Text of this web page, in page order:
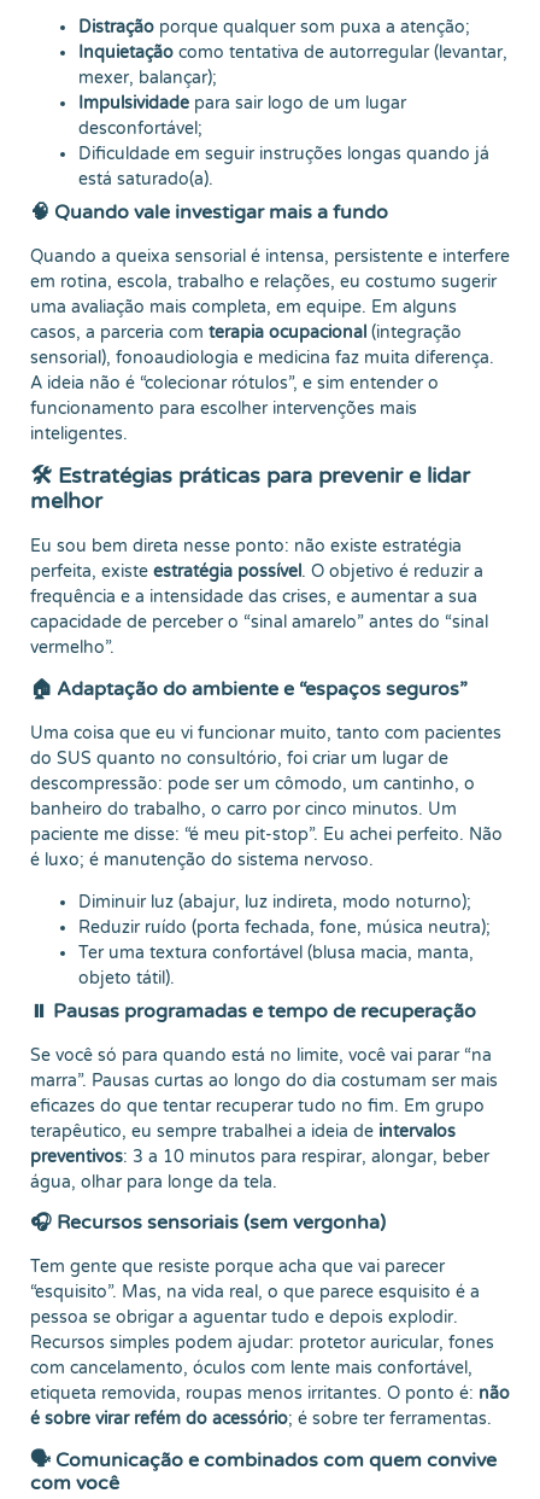
Distração porque qualquer som puxa a atenção;
Inquietação como tentativa de autorregular (levantar,
mexer, balançar);
Impulsividade para sair logo de um lugar
desconfortável;
Dificuldade em seguir instruções longas quando já
está saturado(a).
🧠 Quando vale investigar mais a fundo
Quando a queixa sensorial é intensa, persistente e interfere
em rotina, escola, trabalho e relações, eu costumo sugerir
uma avaliação mais completa, em equipe. Em alguns
casos, a parceria com terapia ocupacional (integração
sensorial), fonoaudiologia e medicina faz muita diferença.
A ideia não é “colecionar rótulos”, e sim entender o
funcionamento para escolher intervenções mais
inteligentes.
🛠️ Estratégias práticas para prevenir e lidar
melhor
Eu sou bem direta nesse ponto: não existe estratégia
perfeita, existe estratégia possível. O objetivo é reduzir a
frequência e a intensidade das crises, e aumentar a sua
capacidade de perceber o “sinal amarelo” antes do “sinal
vermelho”.
🏠 Adaptação do ambiente e “espaços seguros”
Uma coisa que eu vi funcionar muito, tanto com pacientes
do SUS quanto no consultório, foi criar um lugar de
descompressão: pode ser um cômodo, um cantinho, o
banheiro do trabalho, o carro por cinco minutos. Um
paciente me disse: “é meu pit-stop”. Eu achei perfeito. Não
é luxo; é manutenção do sistema nervoso.
Diminuir luz (abajur, luz indireta, modo noturno);
Reduzir ruído (porta fechada, fone, música neutra);
Ter uma textura confortável (blusa macia, manta,
objeto tátil).
⏸️ Pausas programadas e tempo de recuperação
Se você só para quando está no limite, você vai parar “na
marra”. Pausas curtas ao longo do dia costumam ser mais
eficazes do que tentar recuperar tudo no fim. Em grupo
terapêutico, eu sempre trabalhei a ideia de intervalos
preventivos: 3 a 10 minutos para respirar, alongar, beber
água, olhar para longe da tela.
🎧 Recursos sensoriais (sem vergonha)
Tem gente que resiste porque acha que vai parecer
“esquisito”. Mas, na vida real, o que parece esquisito é a
pessoa se obrigar a aguentar tudo e depois explodir.
Recursos simples podem ajudar: protetor auricular, fones
com cancelamento, óculos com lente mais confortável,
etiqueta removida, roupas menos irritantes. O ponto é: não
é sobre virar refém do acessório; é sobre ter ferramentas.
🗣️ Comunicação e combinados com quem convive
com você